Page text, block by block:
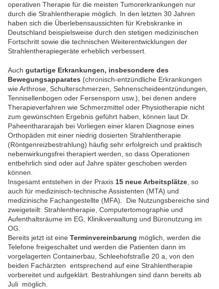
operativen Therapie für die meisten Tumorerkrankungen nur
durch die Strahlentherapie möglich. In den letzten 30 Jahren
haben sich die Überlebensaussichten für Krebskranke in
Deutschland beispielsweise durch den stetigen medizinischen
Fortschritt sowie die technischen Weiterentwicklungen der
Strahlentherapiegeräte erheblich verbessert.
Auch gutartige Erkrankungen, insbesondere des
Bewegungsapparates (chronisch-entzündliche Erkrankungen
wie Arthrose, Schulterschmerzen, Sehnenscheideentzündungen,
Tennisellenbogen oder Fersensporn usw.), bei denen andere
Therapieverfahren wie Schmerzmittel oder Physiotherapie nicht
zum gewünschten Ergebnis geführt haben, können laut Dr.
Paheenthararajah bei Vorliegen einer klaren Diagnose eines
Orthopäden mit einer niedrig dosierten Strahlentherapie
(Röntgenreizbestrahlung) häufig sehr erfolgreich und praktisch
nebenwirkungsfrei therapiert werden, so dass Operationen
entbehrlich sind oder auf Jahre später geschoben werden
können.
Insgesamt entstehen in der Praxis 15 neue Arbeitsplätze , so
auch für medizinisch-technische Assistenten (MTA) und
medizinische Fachangestellte (MFA). Die Nutzungsbereiche sind
zweigeteilt: Strahlentherapie, Computertomographie und
Aufenthaltsräume im EG, Klinikverwaltung und Büronutzung im
OG.
Bereits jetzt ist eine Terminvereinbarung möglich, werden die
Telefone freigeschaltet und werden die Patienten dann im
vorgelagerten Containerbau, Schleehofstraße 20 a, von den
beiden Fachärzten entsprechend auf eine Strahlentherapie
vorbereitet und aufgeklärt. Bestrahlungen sind dann bereits ab
Juli möglich.